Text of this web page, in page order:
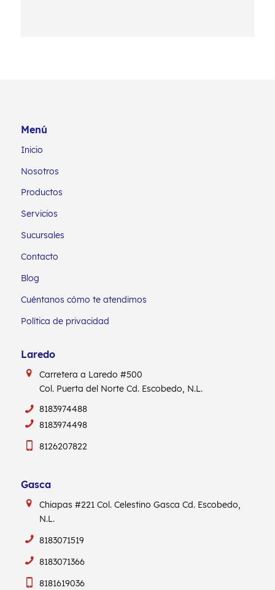
Menú
Inicio
Nosotros
Productos
Servicios
Sucursales
Contacto
Blog
Cuéntanos cómo te atendimos
Política de privacidad
Laredo
Carretera a Laredo #500
Col. Puerta del Norte Cd. Escobedo, N.L.
8183974488
8183974498
8126207822
Gasca
Chiapas #221Col. Celestino GascaCd. Escobedo,
N.L.
8183071519
8183071366
8181619036